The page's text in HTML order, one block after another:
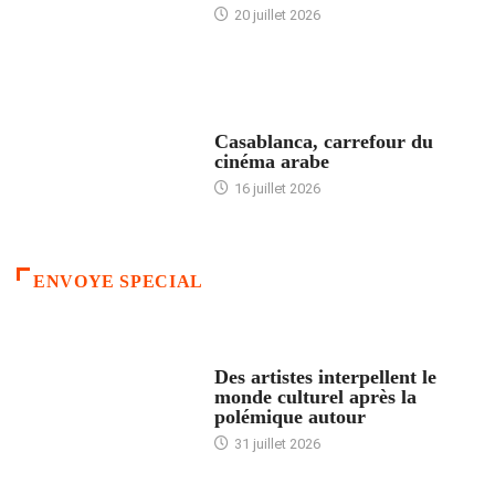
20 juillet 2026
Casablanca, carrefour du
cinéma arabe
16 juillet 2026
ENVOYE SPECIAL
Des artistes interpellent le
monde culturel après la
polémique autour
31 juillet 2026